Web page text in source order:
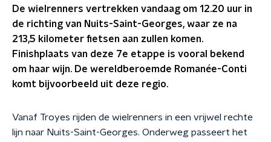
De wielrenners vertrekken vandaag om 12.20 uur in
de richting van Nuits-Saint-Georges, waar ze na
213,5 kilometer fietsen aan zullen komen.
Finishplaats van deze 7e etappe is vooral bekend
om haar wijn. De wereldberoemde Romanée-Conti
komt bijvoorbeeld uit deze regio.
Vanaf Troyes rijden de wielrenners in een vrijwel rechte
lijn naar Nuits-Saint-Georges. Onderweg passeert het